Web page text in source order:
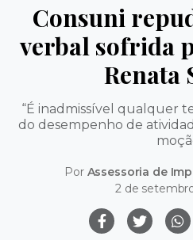
Consuni
verbal sofrida
Renata
“É inadmissível qualquer
do desempenho de
Por Assessoria de
2 de